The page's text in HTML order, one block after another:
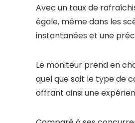
Avec un taux de
égale, même dans les
instantanées et une
Le moniteur prend en
quel que soit le type de
offrant ainsi une